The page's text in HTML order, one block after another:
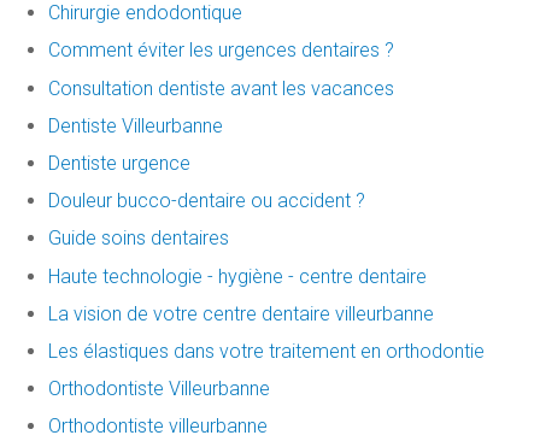
Chirurgie endodontique
Comment éviter les urgences dentaires ?
Consultation dentiste avant les vacances
Dentiste Villeurbanne
Dentiste urgence
Douleur bucco-dentaire ou accident ?
Guide soins dentaires
Haute technologie - hygiène - centre dentaire
La vision de votre centre dentaire villeurbanne
Les élastiques dans votre traitement en orthodontie
Orthodontiste Villeurbanne
Orthodontiste villeurbanne